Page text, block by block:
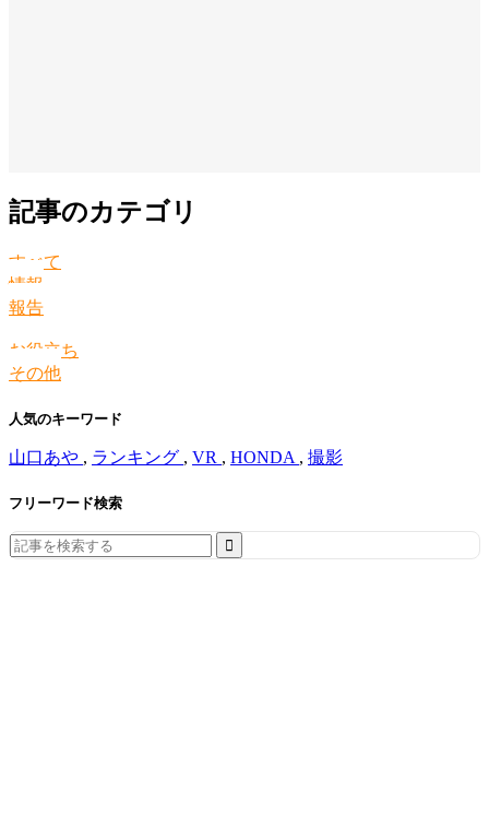
記事のカテゴリ
すべて
情報
報告
お役立ち
その他
人気のキーワード
山口あや , ランキング , VR , HONDA , 撮影
フリーワード検索
Search
for: